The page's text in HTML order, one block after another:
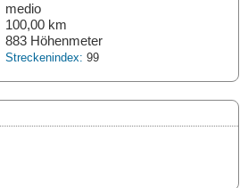
medio
100,00 km
883 Höhenmeter
Streckenindex: 99